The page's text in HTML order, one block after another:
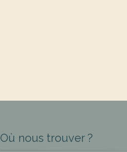
Où nous trouver ?